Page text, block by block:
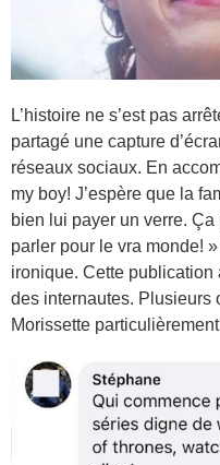
L’histoire ne s’est pas
partagé une capture
réseaux sociaux. En
my boy! J’espère que la
bien lui payer un verre.
parler pour le vra monde!
ironique. Cette publication
des internautes. Plusieurs
Morissette